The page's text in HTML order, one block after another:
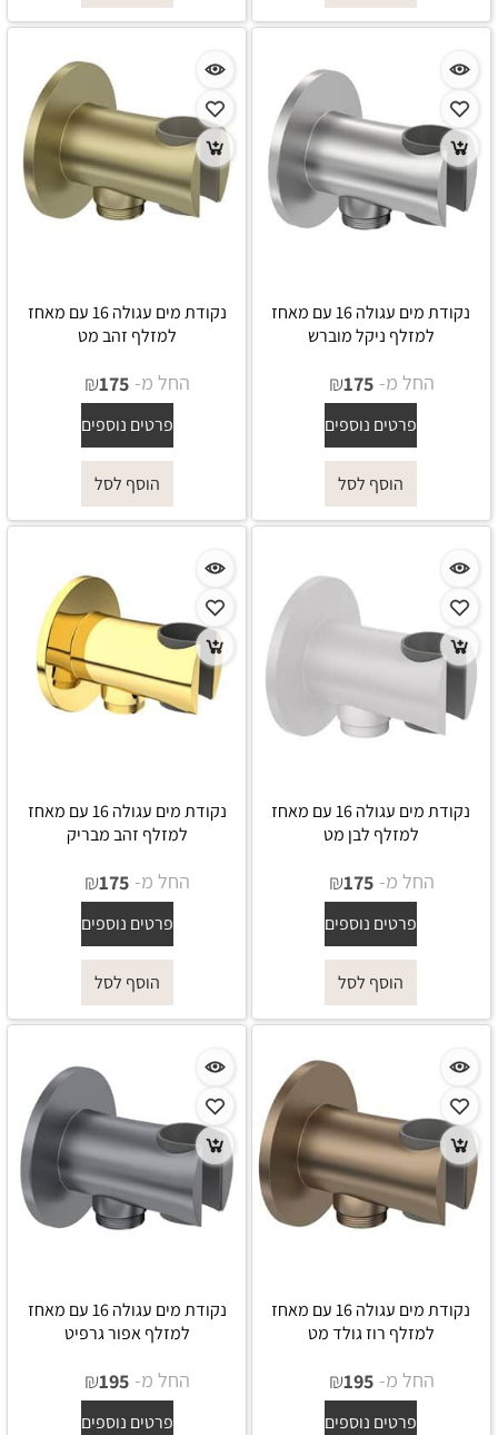
נקודת מים עגולה 16 עם מאחז
למזלף ניקל מוברש
החל מ- ₪175
פרטים נוספים
הוסף לסל
נקודת מים עגולה 16 עם מאחז
למזלף זהב מט
החל מ- ₪175
פרטים נוספים
הוסף לסל
נקודת מים עגולה 16 עם מאחז
למזלף לבן מט
החל מ- ₪175
פרטים נוספים
הוסף לסל
נקודת מים עגולה 16 עם מאחז
למזלף זהב מבריק
החל מ- ₪175
פרטים נוספים
הוסף לסל
נקודת מים עגולה 16 עם מאחז
למזלף רוז גולד מט
החל מ- ₪195
פרטים נוספים
נקודת מים עגולה 16 עם מאחז
למזלף אפור גרפיט
החל מ- ₪195
פרטים נוספים